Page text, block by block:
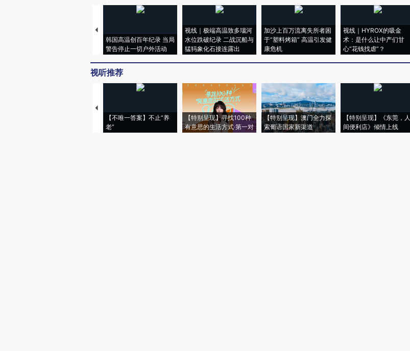
韩国高温创百年纪录 当局
警告停止一切户外活动
视线｜极端高温致多瑙河
水位跌破纪录 二战沉船与
猛犸象化石接连露出
加沙上百万流离失所者困
于“塑料烤箱” 高温引发健
康危机
视线｜HYROX的吸金
术：是什么让中产们甘
心“花钱找虐”？
视听推荐
【不唯一答案】不止“养
老”
【特别呈现】寻找100种
有意思的生活方式·第一对
【特别呈现】澳门全力探
索葡语国家新渠道
【特别呈现】《东莞，人
间便利店》倾情上线